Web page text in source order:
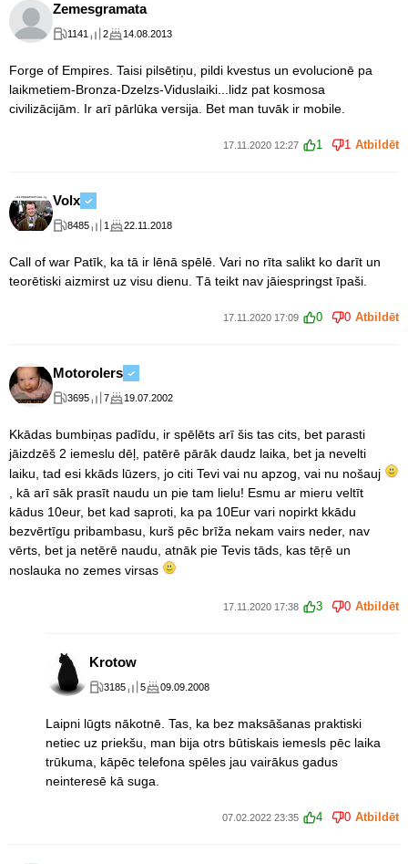
Zemesgramata
1141 2 14.08.2013
Forge of Empires. Taisi pilsētiņu, pildi kvestus un evolucionē pa
laikmetiem-Bronza-Dzelzs-Viduslaiki...lidz pat kosmosa
civilizācijām. Ir arī pārlūka versija. Bet man tuvāk ir mobile.
17.11.2020 12:27 1 1 Atbildēt
Volx
8485 1 22.11.2018
Call of war Patīk, ka tā ir lēnā spēlē. Vari no rīta salikt ko darīt un
teorētiski aizmirst uz visu dienu. Tā teikt nav jāiespringst īpaši.
17.11.2020 17:09 0 0 Atbildēt
Motorolers
3695 7 19.07.2002
Kkādas bumbiņas padīdu, ir spēlēts arī šis tas cits, bet parasti
jāizdzēš 2 iemeslu dēļ, patērē pārāk daudz laika, bet ja nevelti
laiku, tad esi kkāds lūzers, jo citi Tevi vai nu apzog, vai nu nošauj
, kā arī sāk prasīt naudu un pie tam lielu! Esmu ar mieru veltīt
kādus 10eur, bet kad saproti, ka pa 10Eur vari nopirkt kkādu
bezvērtīgu pribambasu, kurš pēc brīža nekam vairs neder, nav
vērts, bet ja netērē naudu, atnāk pie Tevis tāds, kas tēŗē un
noslauka no zemes virsas
17.11.2020 17:38 3 0 Atbildēt
Krotow
3185 5 09.09.2008
Laipni lūgts nākotnē. Tas, ka bez maksāšanas praktiski
netiec uz priekšu, man bija otrs būtiskais iemesls pēc laika
trūkuma, kāpēc telefona spēles jau vairākus gadus
neinteresē kā suga.
07.02.2022 23:35 4 0 Atbildēt